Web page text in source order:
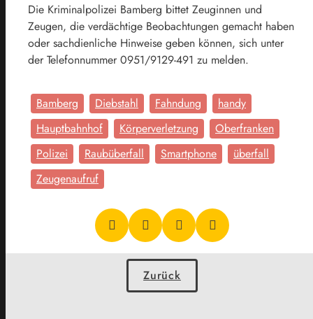
Die Kriminalpolizei Bamberg bittet Zeuginnen und
Zeugen, die verdächtige Beobachtungen gemacht haben
oder sachdienliche Hinweise geben können, sich unter
der Telefonnummer 0951/9129-491 zu melden.
Bamberg Diebstahl Fahndung
handy
Hauptbahnhof
Körperverletzung
Oberfranken
Polizei
Raubüberfall Smartphone
überfall
Zeugenaufruf
Zurück